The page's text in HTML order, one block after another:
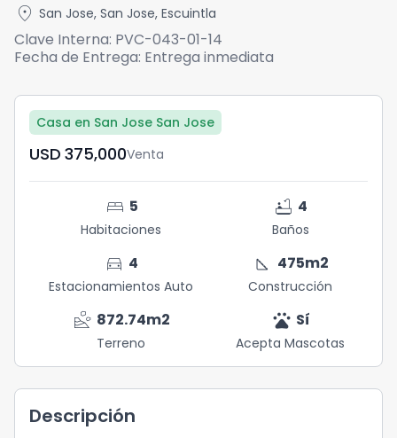
location_on San Jose, San Jose, Escuintla
Clave Interna: PVC-043-01-14
Fecha de Entrega: Entrega inmediata
Casa en San Jose San Jose
USD	375,000Venta
bed 5
Habitaciones
bathtub 4
Baños
directions_car 4
Estacionamientos Auto
square_foot 475m2
Construcción
landslide 872.74m2
Terreno
pets Sí
Acepta Mascotas
Descripción